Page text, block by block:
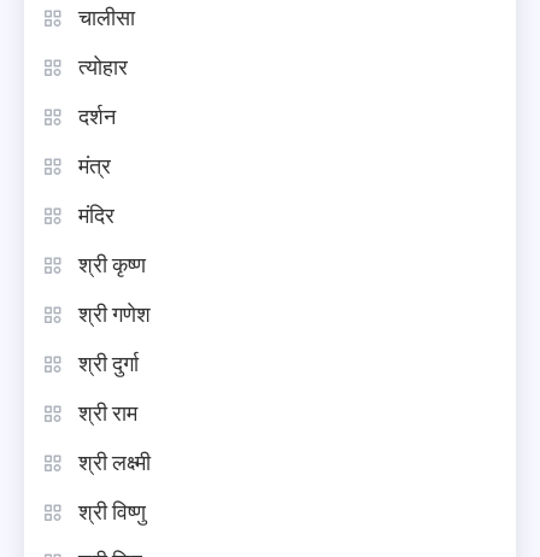
चालीसा
त्योहार
दर्शन
मंत्र
मंदिर
श्री कृष्ण
श्री गणेश
श्री दुर्गा
श्री राम
श्री लक्ष्मी
श्री विष्णु